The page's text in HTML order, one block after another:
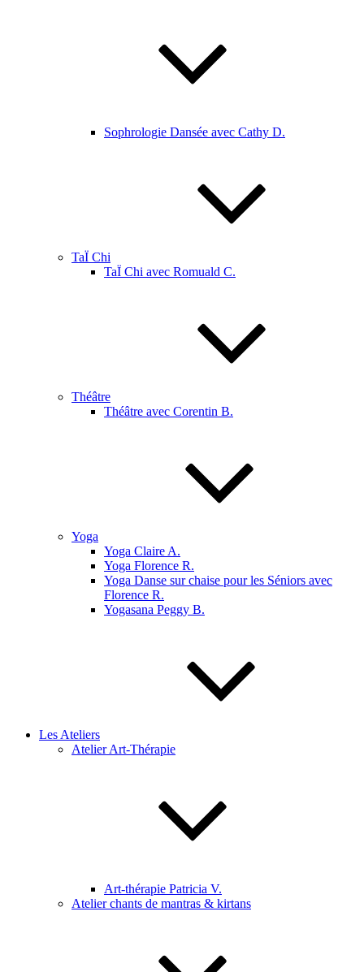
Sophrologie Dansée avec Cathy D.
TaÏ Chi
TaÏ Chi avec Romuald C.
Théâtre
Théâtre avec Corentin B.
Yoga
Yoga Claire A.
Yoga Florence R.
Yoga Danse sur chaise pour les Séniors avec
Florence R.
Yogasana Peggy B.
Les Ateliers
Atelier Art-Thérapie
Art-thérapie Patricia V.
Atelier chants de mantras & kirtans